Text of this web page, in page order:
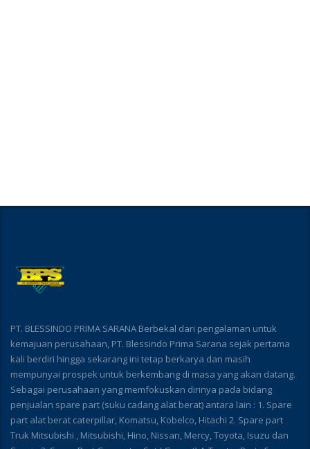
PT. BLESSINDO PRIMA SARANA Berbekal dari pengalaman untuk
kemajuan perusahaan, PT. Blessindo Prima Sarana sejak pertama
kali berdiri hingga sekarang ini tetap berkarya dan masih
mempunyai prospek untuk berkembang di masa yang akan datang.
Sebagai perusahaan yang memfokuskan dirinya pada bidang
penjualan spare part (suku cadang alat berat) antara lain : 1. Spare
part alat berat caterpillar, Komatsu, Kobelco, Hitachi 2. Spare part
Truk Mitsubishi , Mitsubishi, Hino, Nissan, Mercy, Toyota, Isuzu dan